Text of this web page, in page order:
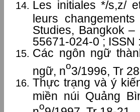
Les initiales */s,z/
leurs
Studies, Bangkok
55671-024-0 ; ISSN
Các ngôn ngữ
ngữ, no3/1996, Tr
Thực trạng và ý
miền núi Quảng
o